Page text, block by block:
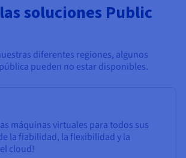
soluciones Public
diferentes regiones, algunos
pueden no estar disponibles.
máquinas virtuales para todos sus
la fiabilidad, la flexibilidad y la
cloud!